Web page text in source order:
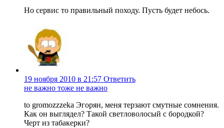
Но сервис то правильный походу. Пусть будет небось.
19 ноября 2010 в 21:57 Ответить
не важно тоже не важно
to gromozzzeka Эгорян, меня терзают смутные сомнения.
Как он выглядел? Такой светловолосый с бородкой?
Черт из табакерки?